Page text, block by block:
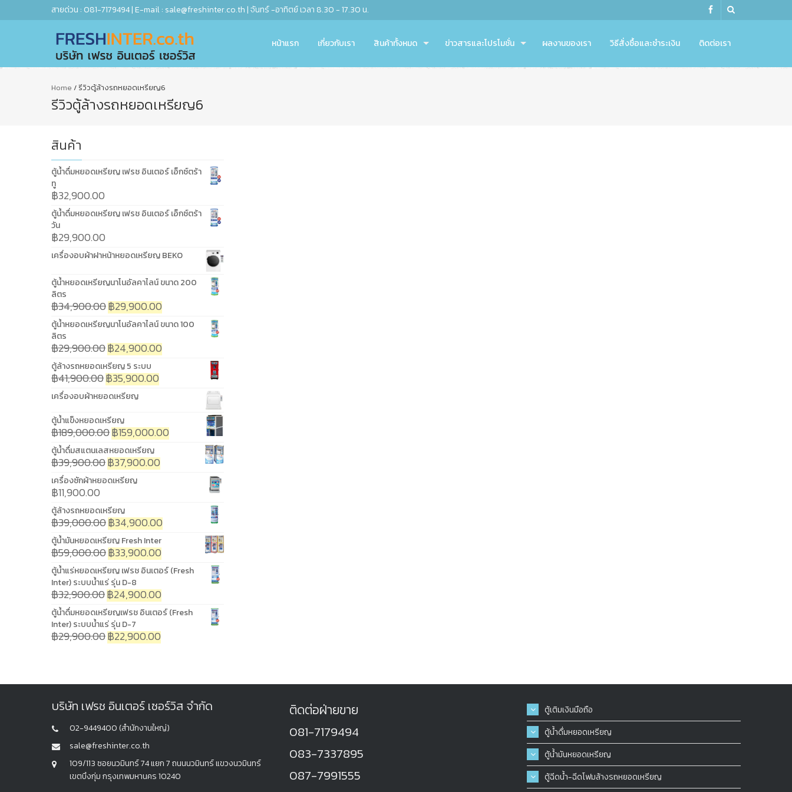
สายด่วน : 081-7179494 | E-mail : sale@freshinter.co.th | จันทร์ -อาทิตย์ เวลา 8.30 - 17.30 น.
หน้าแรก เกี่ยวกับเรา สินค้าทั้งหมด ข่าวสารและโปรโมชั่น ผลงานของเรา วิธีสั่งซื้อและชำระเงิน ติดต่อเรา
Home /รีวิวตู้ล้างรถหยอดเหรียญ6
รีวิวตู้ล้างรถหยอดเหรียญ6
สินค้า
ตู้น้ำดื่มหยอดเหรียญ เฟรช อินเตอร์ เอ็กซ์ตร้า
ทู
฿32,900.00
ตู้น้ำดื่มหยอดเหรียญ เฟรช อินเตอร์ เอ็กซ์ตร้า
วัน
฿29,900.00
เครื่องอบผ้าฝาหน้าหยอดเหรียญ BEKO
ตู้น้ำหยอดเหรียญนาโนอัลคาไลน์ ขนาด 200
ลิตร
฿34,900.00฿29,900.00
ตู้น้ำหยอดเหรียญนาโนอัลคาไลน์ ขนาด 100
ลิตร
฿29,900.00฿24,900.00
ตู้ล้างรถหยอดเหรียญ 5 ระบบ
฿41,900.00฿35,900.00
เครื่องอบผ้าหยอดเหรียญ
ตู้น้ำแข็งหยอดเหรียญ
฿189,000.00฿159,000.00
ตู้น้ำดื่มสแตนเลสหยอดเหรียญ
฿39,900.00฿37,900.00
เครื่องซักผ้าหยอดเหรียญ
฿11,900.00
ตู้ล้างรถหยอดเหรียญ
฿39,000.00฿34,900.00
ตู้น้ำมันหยอดเหรียญ Fresh Inter
฿59,000.00฿33,900.00
ตู้น้ำแร่หยอดเหรียญ เฟรช อินเตอร์ (Fresh
Inter) ระบบน้ำแร่ รุ่น D-8
฿32,900.00฿24,900.00
ตู้น้ำดื่มหยอดเหรียญเฟรช อินเตอร์ (Fresh
Inter) ระบบน้ำแร่ รุ่น D-7
฿29,900.00฿22,900.00
บริษัท เฟรช อินเตอร์ เซอร์วิส จำกัด
02-9449400 (สำนักงานใหญ่)
sale@freshinter.co.th
109/113 ซอยนวมินทร์ 74 แยก 7 ถนนนวมินทร์ แขวงนวมินทร์
เขตบึงกุ่ม กรุงเทพมหานคร 10240
ติดต่อฝ่ายขาย
081-7179494
083-7337895
087-7991555
ตู้เติมเงินมือถือ
ตู้น้ำดื่มหยอดเหรียญ
ตู้น้ำมันหยอดเหรียญ
ตู้ฉีดน้ำ-ฉีดโฟมล้างรถหยอดเหรียญ